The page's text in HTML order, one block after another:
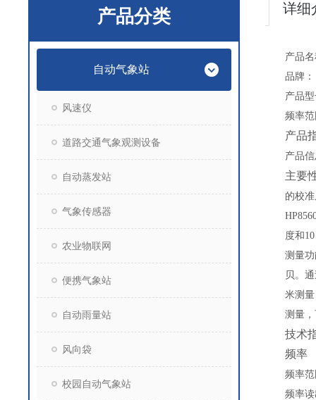
产品分类
自动气象站
风速仪
道路交通气象观测设备
自动蒸发站
气象传感器
农业物联网
便携气象站
自动雨量站
风向袋
校园自动气象站
详细
产品
品牌：
产品
频率
产品
产品
主要
的校
度和 10
测量
贝。
米测
测量
技术
频率
频率
频率